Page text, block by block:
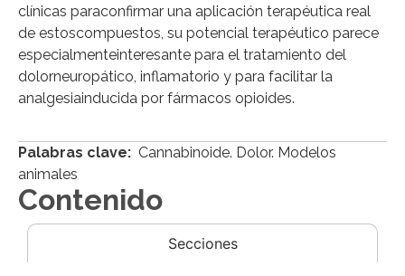
clínicas paraconfirmar una aplicación terapéutica real
de estoscompuestos, su potencial terapéutico parece
especialmenteinteresante para el tratamiento del
dolorneuropático, inflamatorio y para facilitar la
analgesiainducida por fármacos opioides.
Palabras clave: Cannabinoide. Dolor. Modelos
animales
Contenido
Secciones